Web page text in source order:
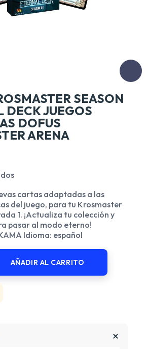
SEASON
DECK JUEGOS
DOFUS
ARENA
cartas adaptadas a las
del juego, para tu Krosmaster
1. ¡Actualiza tu colección y
pasar al modo eterno!
Idioma: español
AÑADIR AL CARRITO